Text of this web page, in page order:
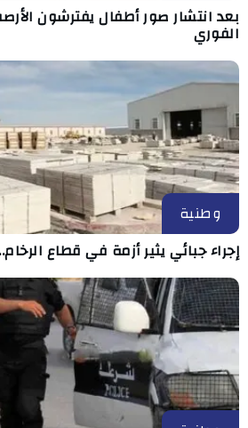
بعد انتشار صور أطفال يفترشون
الفوري
وطنية
إجراء جبائي يثير أزمة في قطاع